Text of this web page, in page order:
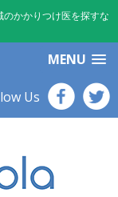
かかりつけ医を探すな
MENU
Us